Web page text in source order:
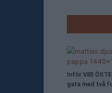
Inför V85
gata med två